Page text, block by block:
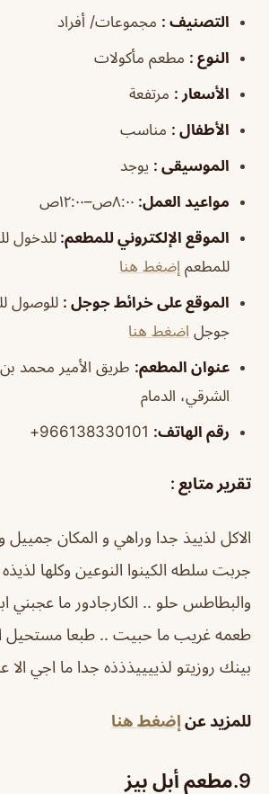
التصنيف : مجموعات/ أفراد
النوع : مطعم مأكولات
الأسعار : مرتفعة
الأطفال : مناسب
الموسيقى : يوجد
مواعيد العمل: ٨:٠٠ص–١٢:٠٠ص
الموقع الإلكتروني للمطعم: للدخول
للمطعم إضغط هنا
الموقع على خرائط جوجل : للوصول
جوجل اضغط هنا
عنوان المطعم: طريق الأمير محمد
الشرقي، الدمام
رقم الهاتف:
تقرير متابع :
الاكل لذييذ جدا وراهي و المكان جمييل
جربت سلطه الكينوا النوعين وكلها
والبطاطس حلو .. الكارجادور ما عجبني
طعمه غريب ما حبيت .. طبعا مستحيل
بينك روزيتو لذييييذذذه جدا ما اجي الا
للمزيد عن إضغط هنا
9.مطعم أبل بيز